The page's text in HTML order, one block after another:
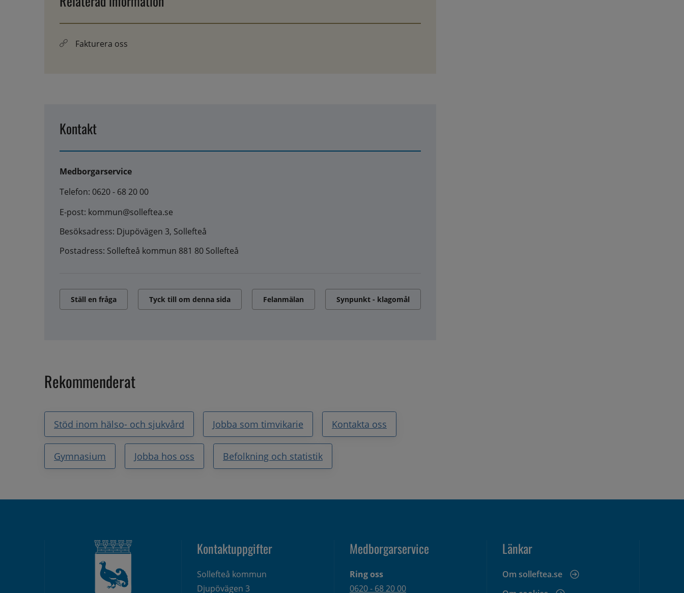
Fakturera oss
Kontakt
Medborgarservice
Telefon: 0620 - 68 20 00
E-post: kommun@solleftea.se
Besöksadress: Djupövägen 3, Sollefteå
Postadress: Sollefteå kommun 881 80 Sollefteå
Ställ en fråga Tyck till om denna sida Felanmälan Synpunkt - klagomål
Rekommenderat
Stöd inom hälso- och sjukvård Jobba som timvikarie Kontakta oss
Gymnasium Jobba hos oss Befolkning och statistik
Kontaktuppgifter
Sollefteå kommun
Djupövägen 3
Medborgarservice
Ring oss
0620 - 68 20 00
Länkar
Om solleftea.se